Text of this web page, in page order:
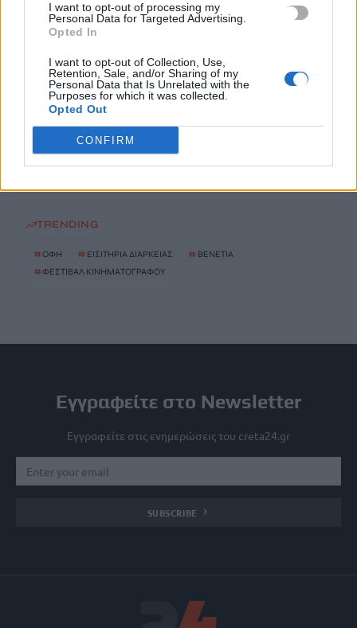
I want to opt-out of processing my
Personal Data for Targeted Advertising.
Opted In
I want to opt-out of Collection, Use,
Retention, Sale, and/or Sharing of my
Personal Data that Is Unrelated with the
Purposes for which it was collected.
Opted Out
CONFIRM
μικρά φωτοβολταϊκά έξω από σχολεία
10 Αυγούστου, 2026
ΑΑΔΕ: Ποιες μεταφορές χρημάτων με IRIS βάζει στο
στόχαστρο και γιατί
TRENDING
#ΟΦΗ # ΕΙΣΙΤΗΡΙΑ ΔΙΑΡΚΕΙΑΣ # ΒΕΝΕΤΙΑ
#ΦΕΣΤΙΒΑΛ ΚΙΝΗΜΑΤΟΓΡΑΦΟΥ
Εγγραφείτε στο Newsletter
Εγγραφείτε στις ενημερώσεις του creta24.gr
SUBSCRIBE